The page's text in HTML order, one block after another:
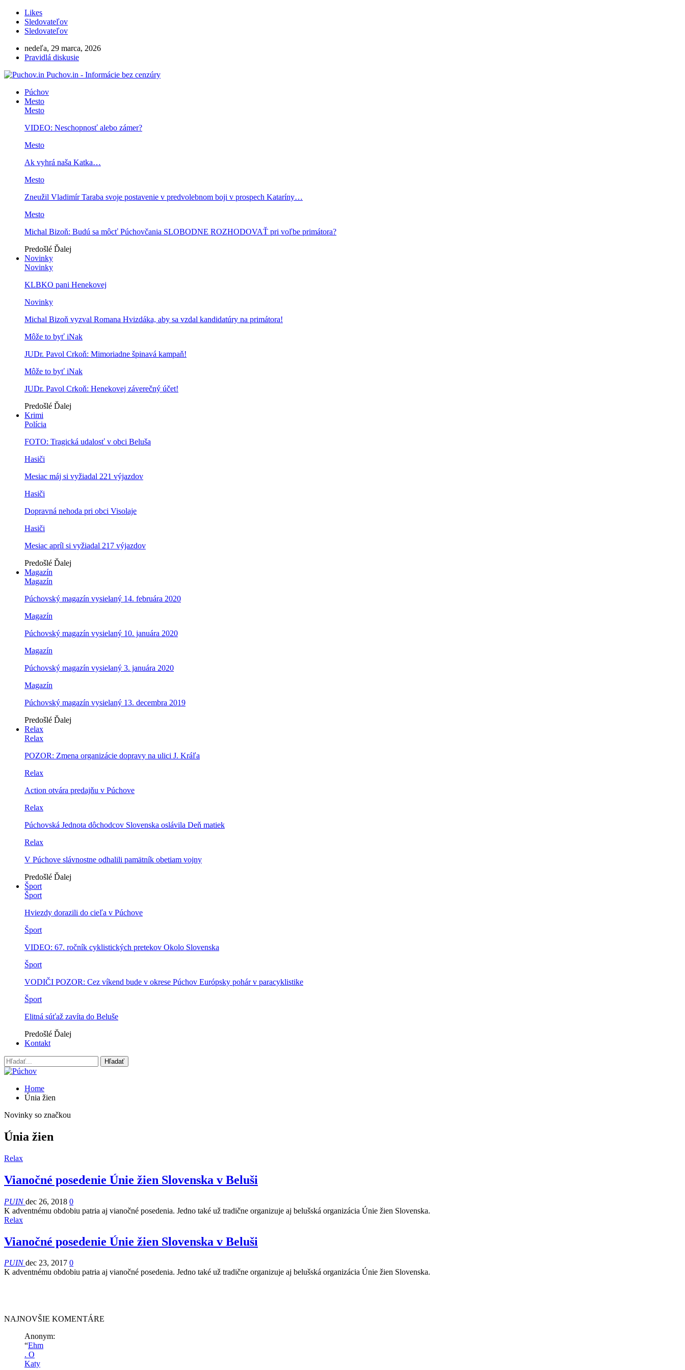
Likes
Sledovateľov
Sledovateľov
nedeľa, 29 marca, 2026
Pravidlá diskusie
Puchov.in - Informácie bez cenzúry
Púchov
Mesto
Mesto
VIDEO: Neschopnosť alebo zámer?
Mesto
Ak vyhrá naša Katka…
Mesto
Zneužil Vladimír Taraba svoje postavenie v predvolebnom boji v prospech Kataríny…
Mesto
Michal Bizoň: Budú sa môcť Púchovčania SLOBODNE ROZHODOVAŤ pri voľbe primátora?
Predošlé Ďalej
Novinky
Novinky
KLBKO pani Henekovej
Novinky
Michal Bizoň vyzval Romana Hvizdáka, aby sa vzdal kandidatúry na primátora!
Môže to byť iNak
JUDr. Pavol Crkoň: Mimoriadne špinavá kampaň!
Môže to byť iNak
JUDr. Pavol Crkoň: Henekovej záverečný účet!
Predošlé Ďalej
Krimi
Polícia
FOTO: Tragická udalosť v obci Beluša
Hasiči
Mesiac máj si vyžiadal 221 výjazdov
Hasiči
Dopravná nehoda pri obci Visolaje
Hasiči
Mesiac apríl si vyžiadal 217 výjazdov
Predošlé Ďalej
Magazín
Magazín
Púchovský magazín vysielaný 14. februára 2020
Magazín
Púchovský magazín vysielaný 10. januára 2020
Magazín
Púchovský magazín vysielaný 3. januára 2020
Magazín
Púchovský magazín vysielaný 13. decembra 2019
Predošlé Ďalej
Relax
Relax
POZOR: Zmena organizácie dopravy na ulici J. Kráľa
Relax
Action otvára predajňu v Púchove
Relax
Púchovská Jednota dôchodcov Slovenska oslávila Deň matiek
Relax
V Púchove slávnostne odhalili pamätník obetiam vojny
Predošlé Ďalej
Šport
Šport
Hviezdy dorazili do cieľa v Púchove
Šport
VIDEO: 67. ročník cyklistických pretekov Okolo Slovenska
Šport
VODIČI POZOR: Cez víkend bude v okrese Púchov Európsky pohár v paracyklistike
Šport
Elitná súťaž zavíta do Beluše
Predošlé Ďalej
Kontakt
Home
Únia žien
Novinky so značkou
Únia žien
Relax
Vianočné posedenie Únie žien Slovenska v Beluši
PUINdec 26, 2018 0
K adventnému obdobiu patria aj vianočné posedenia. Jedno také už tradične organizuje aj belušská organizácia Únie žien Slovenska.
Relax
Vianočné posedenie Únie žien Slovenska v Beluši
PUINdec 23, 2017 0
K adventnému obdobiu patria aj vianočné posedenia. Jedno také už tradične organizuje aj belušská organizácia Únie žien Slovenska.
NAJNOVŠIE KOMENTÁRE
Anonym:
“Ehm
. O
Katy